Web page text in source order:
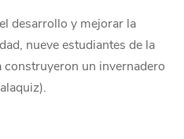
desarrollo y mejorar la
nueve estudiantes de la
construyeron un invernadero